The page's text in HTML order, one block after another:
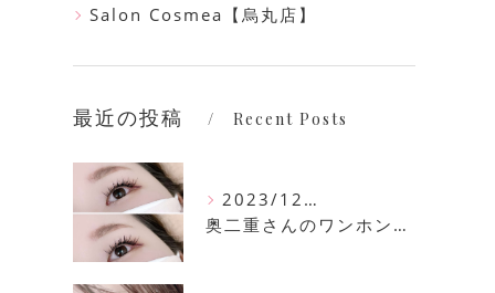
Salon Cosmea【烏丸店】
最近の投稿 Recent Posts
2023/12/16
奥二重さんのワンホンマツエク